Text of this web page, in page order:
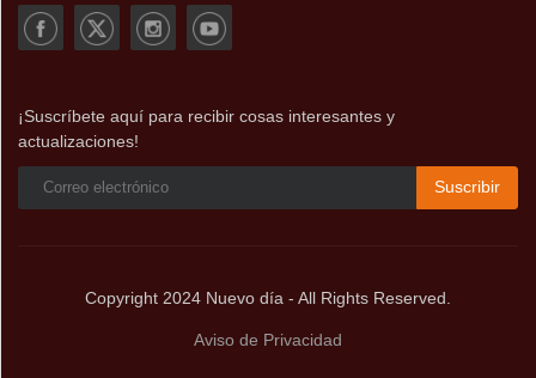
¡Suscríbete aquí para recibir cosas interesantes y
actualizaciones!
Suscribir
Copyright 2024 Nuevo día - All Rights Reserved.
Aviso de Privacidad